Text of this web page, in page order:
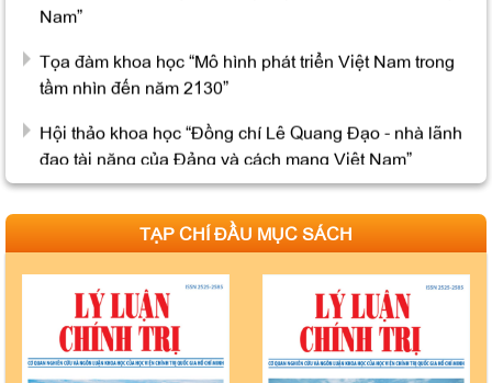
Tọa đàm khoa học “Mô hình phát triển Việt Nam trong
tầm nhìn đến năm 2130”
Hội thảo khoa học “Đồng chí Lê Quang Đạo - nhà lãnh
đạo tài năng của Đảng và cách mạng Việt Nam”
Bế giảng Lớp tập huấn giảng viên giảng dạy nội dung
giáo trình Cao cấp lý luận chính trị mới, môn Nhà nước
và Pháp luật Việt Nam
Thông báo tổ chức bảo vệ luận án tiến sĩ cho Nghiên
cứu sinh Lê Thị Phương
TẠP CHÍ ĐẦU MỤC SÁCH